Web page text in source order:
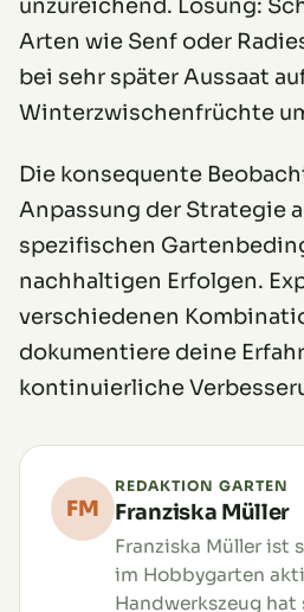
unzureichend. Lösung:
Arten wie Senf oder
bei sehr später Aussaat
Winterzwischenfrüchte
Die konsequente
Anpassung der Strategie
spezifischen
nachhaltigen Erfolgen.
verschiedenen
dokumentiere deine
kontinuierliche
FM
REDAKTION GARTEN
Franziska Müller
Franziska Müller ist
im Hobbygarten
Handwerkszeug hat